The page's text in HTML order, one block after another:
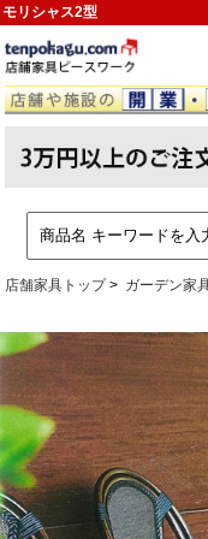
モリシャス2型
店舗家具トップ ガーデン家